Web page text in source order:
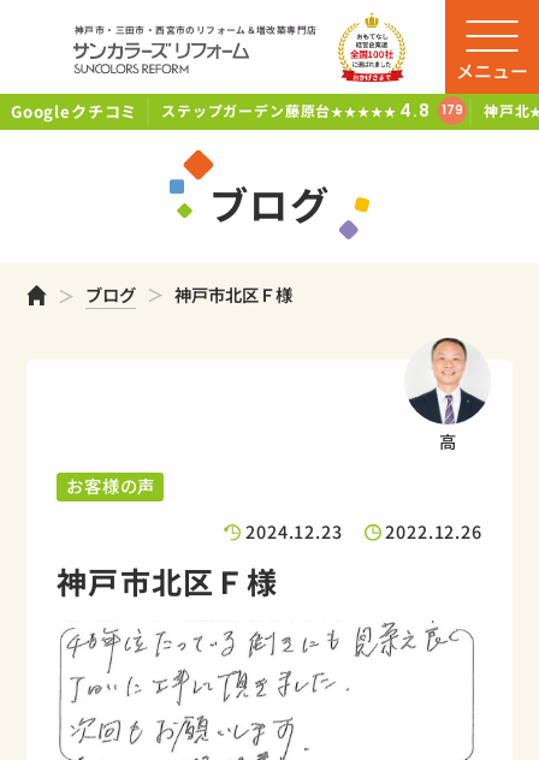
神戸市・三田市・西宮市のリフォーム＆増改築専門店
Googleクチコミ ステップガーデン藤原台★★★★★ 4.8 179 神戸北
メニュー
ブログ
ホームブログ 神戸市北区Ｆ様
高
お客様の声
2024.12.23
2022.12.26
神戸市北区Ｆ様